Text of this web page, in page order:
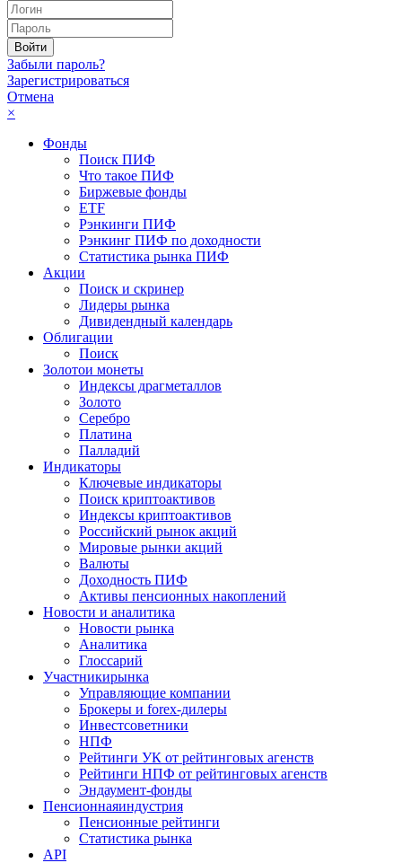
Забыли пароль?
Зарегистрироваться
Отмена
×
Фонды
Поиск ПИФ
Что такое ПИФ
Биржевые фонды
ETF
Рэнкинги ПИФ
Рэнкинг ПИФ по доходности
Статистика рынка ПИФ
Акции
Поиск и скринер
Лидеры рынка
Дивидендный календарь
Облигации
Поиск
Золотои монеты
Индексы драгметаллов
Золото
Серебро
Платина
Палладий
Индикаторы
Ключевые индикаторы
Поиск криптоактивов
Индексы криптоактивов
Российский рынок акций
Мировые рынки акций
Валюты
Доходность ПИФ
Активы пенсионных накоплений
Новости и аналитика
Новости рынка
Аналитика
Глоссарий
Участникирынка
Управляющие компании
Брокеры и forex-дилеры
Инвестсоветники
НПФ
Рейтинги УК от рейтинговых агенств
Рейтинги НПФ от рейтинговых агенств
Эндаумент-фонды
Пенсионнаяиндустрия
Пенсионные рейтинги
Статистика рынка
API